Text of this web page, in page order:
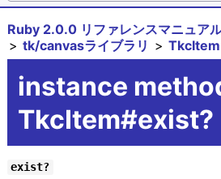
Ruby 2.0.0 リファレンスマニュア
tk/canvasライブラリ
TkcItem
instance
TkcItem#exist?
exist?